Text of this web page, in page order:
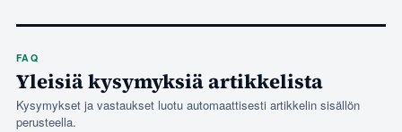
FAQ
Yleisiä kysymyksiä artikkelista
Kysymykset ja vastaukset luotu automaattisesti artikkelin sisällön
perusteella.